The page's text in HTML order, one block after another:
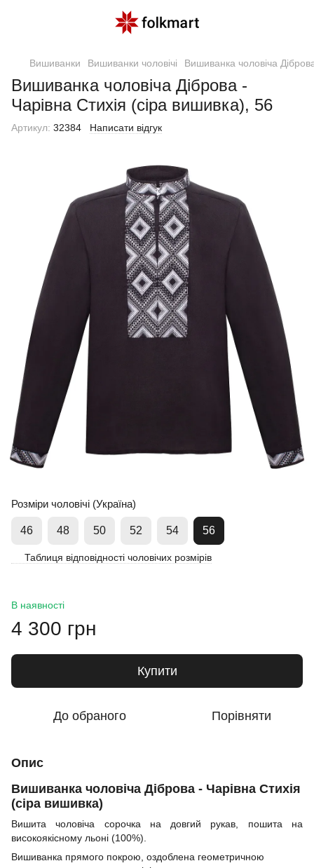
Вишиванки Вишиванки чоловічі Вишиванка чоловіча
Вишиванка чоловіча Діброва -
Чарівна Стихія (сіра вишивка), 56
Артикул: 32384 Написати відгук
Розміри чоловічі (Україна)
46 48 50 52 54 56
Таблиця відповідності чоловічих розмірів
В наявності
4 300 грн
Купити
До обраного Порівняти
Опис
Вишиванка чоловіча Діброва - Чарівна Стихія
(сіра вишивка)
Вишита чоловіча сорочка на довгий рукав, пошита на
високоякісному льоні (100%).
Вишиванка прямого покрою, оздоблена геометричною